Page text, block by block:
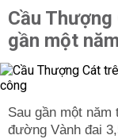
Cầu
gần một
Sau gần một
đường Vành đai